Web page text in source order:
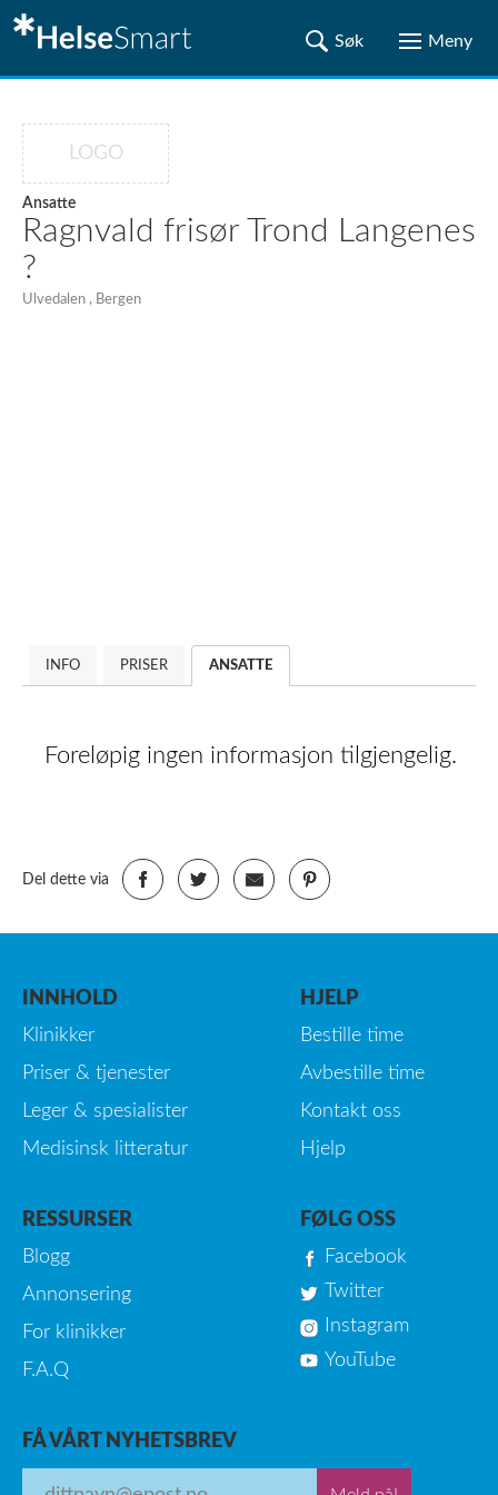
LOGO
Ansatte
Ragnvald frisør Trond Langenes
?
Ulvedalen , Bergen
INFO PRISER ANSATTE
Foreløpig ingen informasjon tilgjengelig.
Del dette via
INNHOLD
Klinikker
Priser & tjenester
Leger & spesialister
Medisinsk litteratur
HJELP
Bestille time
Avbestille time
Kontakt oss
Hjelp
RESSURSER
Blogg
Annonsering
For klinikker
F.A.Q
FØLG OSS
Facebook
Twitter
Instagram
YouTube
FÅ VÅRT NYHETSBREV